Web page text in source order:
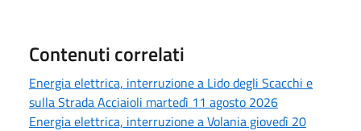
Contenuti correlati
Energia elettrica, interruzione a Lido degli Scacchi e
sulla Strada Acciaioli martedì 11 agosto 2026
Energia elettrica, interruzione a Volania giovedì 20